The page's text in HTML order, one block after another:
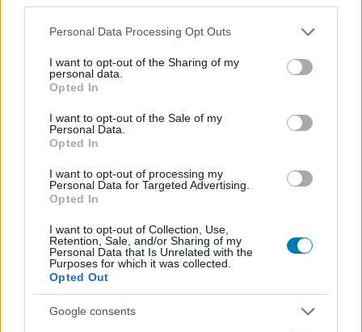
Please note that this website/app uses one or more Google
not limited to your visit or usage behaviour. You may click to
grant or deny consent to Google and its third-party tags to
use your data for below specified purposes in below Google
consent section.
Personal Data Processing Opt Outs
I want to opt-out of the Sharing of my
personal data.
Opted In
I want to opt-out of the Sale of my
Personal Data.
Opted In
I want to opt-out of processing my
Personal Data for Targeted Advertising.
Opted In
I want to opt-out of Collection, Use,
Retention, Sale, and/or Sharing of my
Personal Data that Is Unrelated with the
Purposes for which it was collected.
Opted Out
Google consents
dolgozó legalább annyit megerősített, hogy a
generációkon keresztüli játék működni fog, tehát a PS4-
es játékosok lövöldözhetnek majd együtt a PS5-ösökkel
Crossplay officially not happening, i put in a ticket with
Aspyr and this was the response :(
u/ItsMaverick1357 in StarWarsBattlefront